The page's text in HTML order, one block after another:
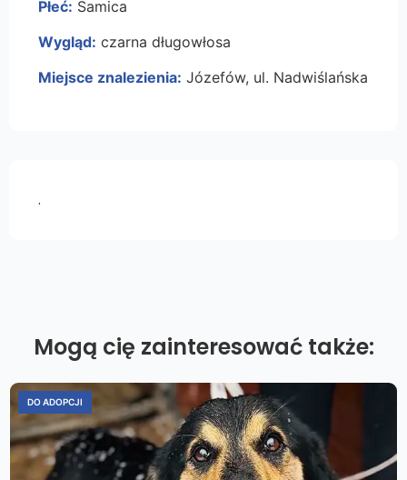
Płeć: Samica
Wygląd: czarna długowłosa
Miejsce znalezienia: Józefów, ul. Nadwiślańska
.
Mogą cię zainteresować także:
DO ADOPCJI